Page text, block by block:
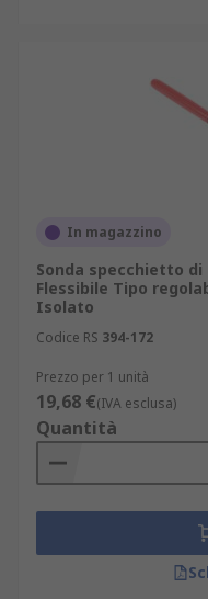
In magazzino
Sonda specchietto di
Flessibile Tipo
Isolato
Codice RS 394-172
Prezzo per 1 unità
19,68 €(IVA esclusa)
Quantità